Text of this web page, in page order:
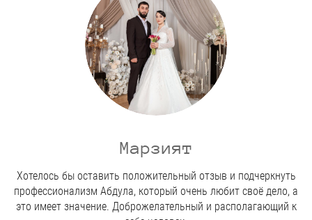
Марзият
Хотелось бы оставить положительный отзыв и подчеркнуть
профессионализм Абдула, который очень любит своё дело, а
это имеет значение. Доброжелательный и располагающий к